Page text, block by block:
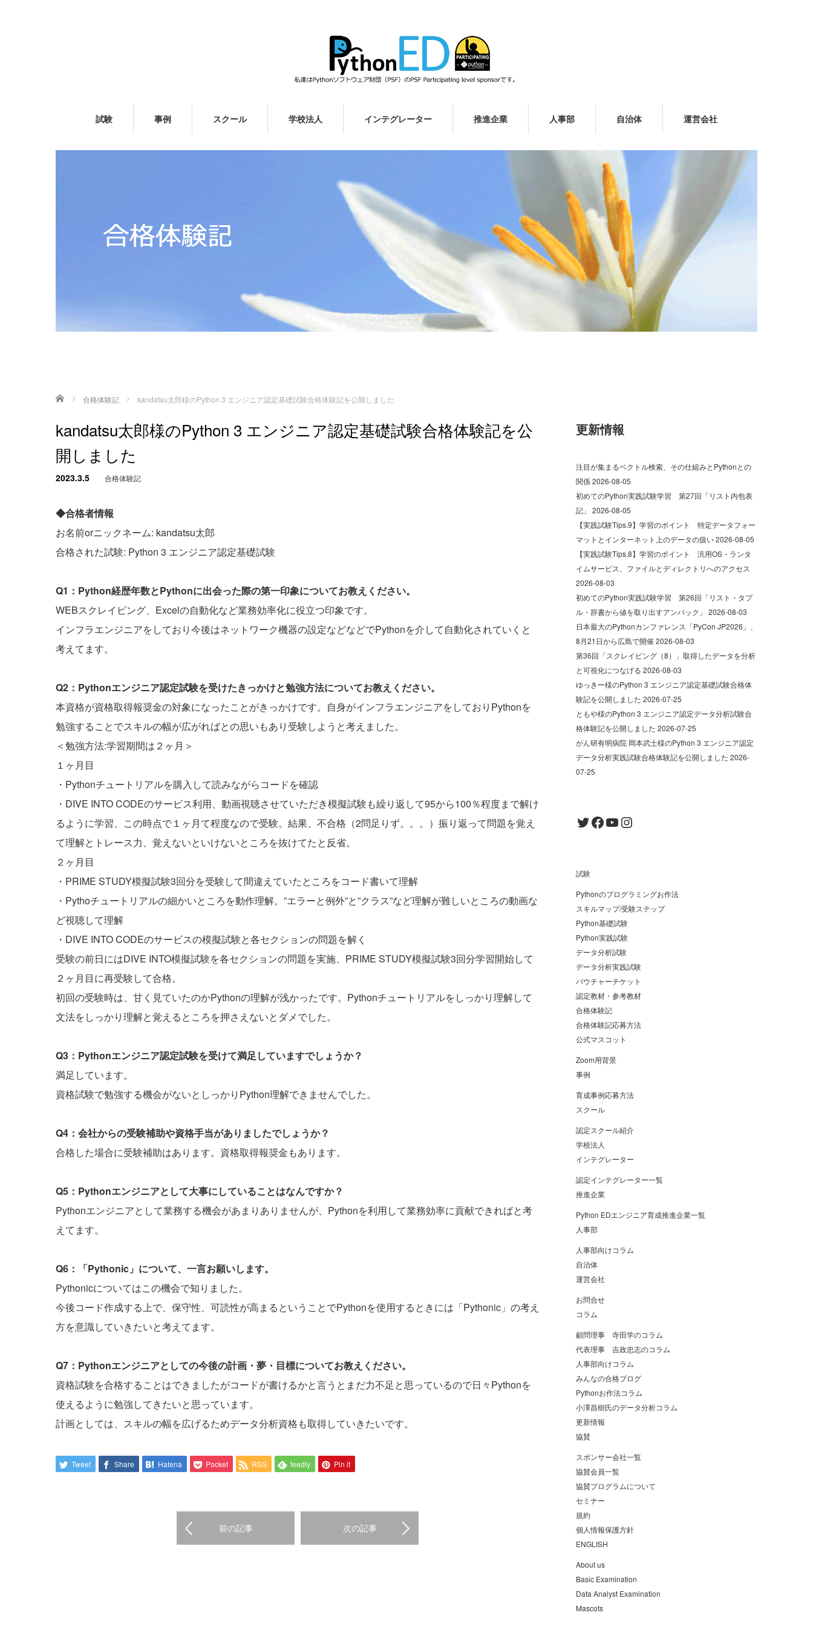
試験 事例 スクール 学校法人 インテグレーター 推進企業 人事部 自治体 運営会社
ホーム 合格体験記 kandatsu太郎様のPython 3 エンジニア認定基礎試験合格体験記を公開しました
kandatsu太郎様のPython 3 エンジニア認定基礎試験合格体験記を公
開しました
2023.3.5 合格体験記
◆合格者情報
お名前orニックネーム: kandatsu太郎
合格された試験: Python 3 エンジニア認定基礎試験
Q1：Python経歴年数とPythonに出会った際の第一印象についてお教えください。
WEBスクレイピング、Excelの自動化など業務効率化に役立つ印象です。
インフラエンジニアをしており今後はネットワーク機器の設定などなどでPythonを介して自動化されていくと
考えてます。
Q2：Pythonエンジニア認定試験を受けたきっかけと勉強方法についてお教えください。
本資格が資格取得報奨金の対象になったことがきっかけです。自身がインフラエンジニアをしておりPythonを
勉強することでスキルの幅が広がればとの思いもあり受験しようと考えました。
＜勉強方法:学習期間は２ヶ月＞
１ヶ月目
・Pythonチュートリアルを購入して読みながらコードを確認
・DIVE INTO CODEのサービス利用、動画視聴させていただき模擬試験も繰り返して95から100％程度まで解け
るように学習、この時点で１ヶ月て程度なので受験。結果、不合格（2問足りず。。。）振り返って問題を覚え
て理解とトレース力、覚えないといけないところを抜けてたと反省。
２ヶ月目
・PRIME STUDY模擬試験3回分を受験して間違えていたところをコード書いて理解
・Pythoチュートリアルの細かいところを動作理解。”エラーと例外”と”クラス”など理解が難しいところの動画な
ど視聴して理解
・DIVE INTO CODEのサービスの模擬試験と各セクションの問題を解く
受験の前日にはDIVE INTO模擬試験を各セクションの問題を実施、PRIME STUDY模擬試験3回分学習開始して
２ヶ月目に再受験して合格。
初回の受験時は、甘く見ていたのかPythonの理解が浅かったです。Pythonチュートリアルをしっかり理解して
文法をしっかり理解と覚えるところを押さえないとダメでした。
Q3：Pythonエンジニア認定試験を受けて満足していますでしょうか？
満足しています。
資格試験で勉強する機会がないとしっかりPython理解できませんでした。
Q4：会社からの受験補助や資格手当がありましたでしょうか？
合格した場合に受験補助はあります。資格取得報奨金もあります。
Q5：Pythonエンジニアとして大事にしていることはなんですか？
Pythonエンジニアとして業務する機会があまりありませんが、Pythonを利用して業務効率に貢献できればと考
えてます。
Q6：「Pythonic」について、一言お願いします。
Pythonicについてはこの機会で知りました。
今後コード作成する上で、保守性、可読性が高まるということでPythonを使用するときには「Pythonic」の考え
方を意識していきたいと考えてます。
Q7：Pythonエンジニアとしての今後の計画・夢・目標についてお教えください。
資格試験を合格することはできましたがコードが書けるかと言うとまだ力不足と思っているので日々Pythonを
使えるように勉強してきたいと思っています。
計画としては、スキルの幅を広げるためデータ分析資格も取得していきたいです。
Tweet Share Hatena Pocket RSS feedly Pin it
前の記事 次の記事
更新情報
注目が集まるベクトル検索、その仕組みとPythonとの
関係2026-08-05
初めてのPython実践試験学習 第27回「リスト内包表
記」 2026-08-05
【実践試験Tips.9】学習のポイント 特定データフォー
マットとインターネット上のデータの扱い2026-08-05
【実践試験Tips.8】学習のポイント 汎用OS・ランタ
イムサービス、ファイルとディレクトリへのアクセス
2026-08-03
初めてのPython実践試験学習 第26回「リスト・タプ
ル・辞書から値を取り出すアンパック」 2026-08-03
日本最大のPythonカンファレンス「PyCon JP2026」、
8月21日から広島で開催2026-08-03
第36回「スクレイピング（8）」取得したデータを分析
と可視化につなげる 2026-08-03
ゆっきー様のPython 3 エンジニア認定基礎試験合格体
験記を公開しました 2026-07-25
ともや様のPython 3 エンジニア認定データ分析試験合
格体験記を公開しました 2026-07-25
がん研有明病院 岡本武士様のPython 3 エンジニア認定
データ分析実践試験合格体験記を公開しました 2026-
07-25
Twitter
Facebook
YouTube
Instagram
試験
Pythonのプログラミングお作法
スキルマップ/受験ステップ
Python基礎試験
Python実践試験
データ分析試験
データ分析実践試験
バウチャーチケット
認定教材・参考教材
合格体験記
合格体験記応募方法
公式マスコット
Zoom用背景
事例
育成事例応募方法
スクール
認定スクール紹介
学校法人
インテグレーター
認定インテグレーター一覧
推進企業
Python EDエンジニア育成推進企業一覧
人事部
人事部向けコラム
自治体
運営会社
お問合せ
コラム
顧問理事 寺田学のコラム
代表理事 吉政忠志のコラム
人事部向けコラム
みんなの合格ブログ
Pythonお作法コラム
小澤昌樹氏のデータ分析コラム
更新情報
協賛
スポンサー会社一覧
協賛会員一覧
協賛プログラムについて
セミナー
規約
個人情報保護方針
ENGLISH
About us
Basic Examination
Data Analyst Examination
Mascots